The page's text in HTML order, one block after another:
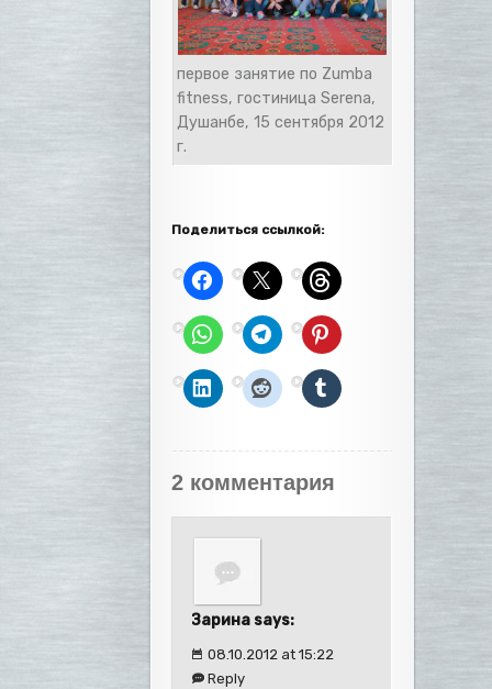
первое занятие по Zumba
fitness, гостиница Serena,
Душанбе, 15 сентября 2012
г.
Поделиться ссылкой:
2 комментария
Зарина says:
08.10.2012 at 15:22
Reply